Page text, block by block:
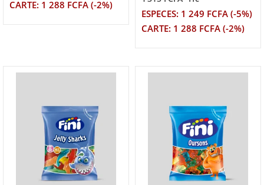
CARTE: 1 288 FCFA (-2%)
ESPECES: 1 249 FCFA (-5%)
CARTE: 1 288 FCFA (-2%)